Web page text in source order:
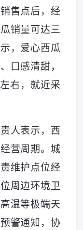
售点后，经
销量可达三
，爱心西瓜
口感清甜，
右，就近采
人表示，西
营周期。城
维护点位经
周边环境卫
温等极端天
警通知，协